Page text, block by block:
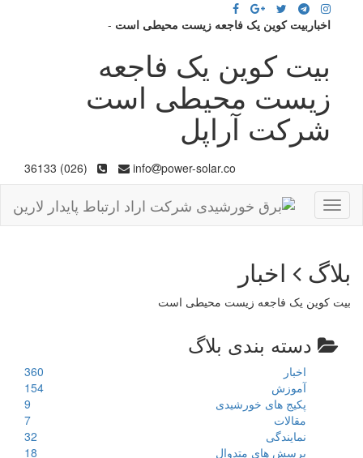
اخباربیت کوین یک فاجعه زیست محیطی است -
بیت کوین یک فاجعه
زیست محیطی است
شرکت آراپل
info power-solar.co
(026) 36133
Toggle
navigation
بلاگ اخبار
بیت کوین یک فاجعه زیست محیطی است
دسته بندی بلاگ
اخبار
360
آموزش
154
پکیج های خورشیدی
9
مقالات
7
نمایندگی
32
پرسش های متدوال
18